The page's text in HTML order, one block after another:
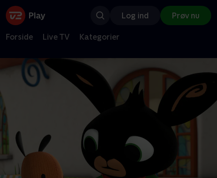
Log ind Prøv nu
Forside Live TV Kategorier